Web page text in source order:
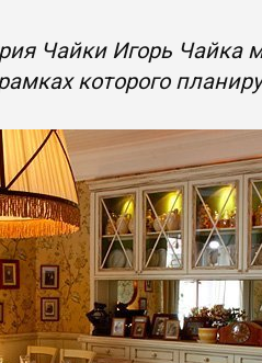
Чайки Игорь Чайка
которого